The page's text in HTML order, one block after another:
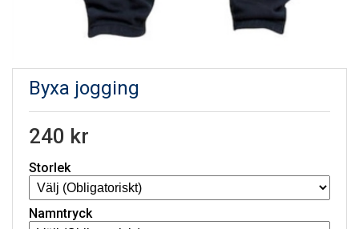
Byxa jogging
240 kr
Storlek
Namntryck